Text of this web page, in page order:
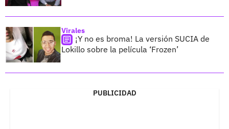
Virales
¡Y no es broma! La versión SUCIA de
Lokillo sobre la película ‘Frozen’
PUBLICIDAD